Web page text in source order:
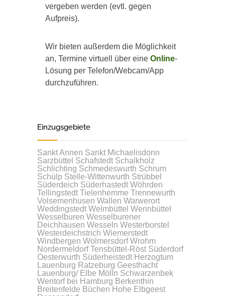
vergeben werden (evtl. gegen
Aufpreis).
Wir bieten außerdem die Möglichkeit
an, Termine virtuell über eine Online-
Lösung per Telefon/Webcam/App
durchzuführen.
Einzugsgebiete
Sankt Annen Sankt Michaelisdonn
Sarzbüttel Schafstedt Schalkholz
Schlichting Schmedeswurth Schrum
Schülp Stelle-Wittenwurth Strübbel
Süderdeich Süderhastedt Wöhrden
Tellingstedt Tielenhemme Trennewurth
Volsemenhusen Wallen Warwerort
Weddingstedt Welmbüttel Wennbüttel
Wesselburen Wesselburener
Deichhausen Wesseln Westerborstel
Westerdeichstrich Wiemerstedt
Windbergen Wolmersdorf Wrohm
Nordermeldorf Tensbüttel-Röst Süderdorf
Oesterwurth Süderheistedt Herzogtum
Lauenburg Ratzeburg Geesthacht
Lauenburg/ Elbe Mölln Schwarzenbek
Wentorf bei Hamburg Berkenthin
Breitenfelde Büchen Hohe Elbgeest